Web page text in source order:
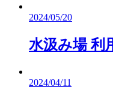
2024/05/20
水汲み場 利
2024/04/11